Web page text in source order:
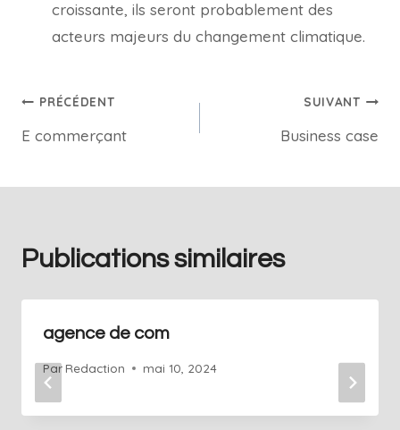
croissante, ils seront probablement des
acteurs majeurs du changement climatique.
PRÉCÉDENT
E commerçant
SUIVANT
Business case
Publications similaires
agence de com
Par Redaction mai 10, 2024